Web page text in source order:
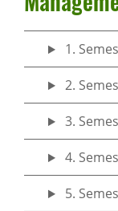
1.
2.
3.
4.
5.